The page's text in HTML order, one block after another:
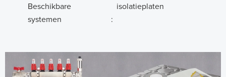
Beschikbare
systemen
:
isolatieplaten